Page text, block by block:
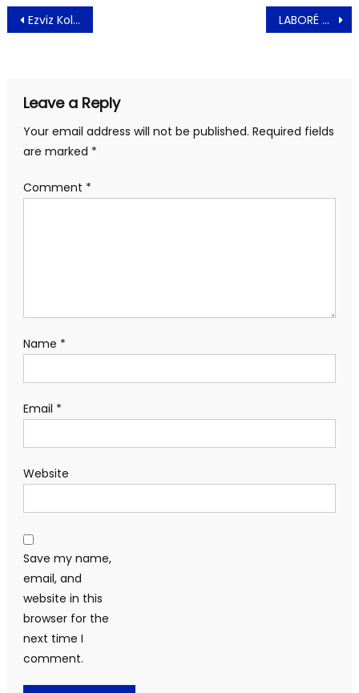
Post
navigation
Ezviz Kolaborasi dengan Treedom, Luncurkan Proyek Penanaman Pohon Berskala Global LABORÉ Skin Care untuk Kulit Sensitif di Iklim Tropis
Leave a Reply
Your email address will not be published. Required fields
are marked *
Comment *
Name *
Email *
Website
Save my name,
email, and
website in this
browser for the
next time I
comment.